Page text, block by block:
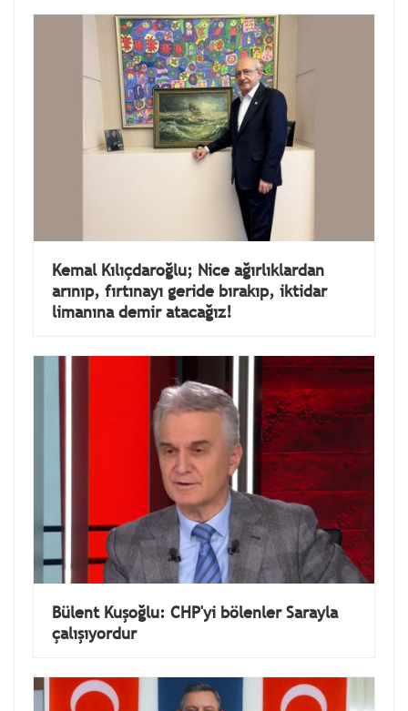
Kemal Kılıçdaroğlu; Nice ağırlıklardan
arınıp, fırtınayı geride bırakıp, iktidar
limanına demir atacağız!
Bülent Kuşoğlu: CHP'yi bölenler Sarayla
çalışıyordur